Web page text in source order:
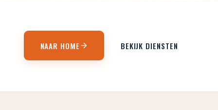
NAAR HOME BEKIJK DIENSTEN